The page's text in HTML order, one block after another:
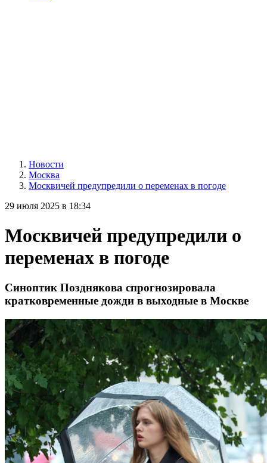
Новости
Москва
Москвичей предупредили о переменах в погоде
29 июля 2025 в 18:34
Москвичей предупредили о
переменах в погоде
Синоптик Позднякова спрогнозировала
кратковременные дожди в выходные в Москве